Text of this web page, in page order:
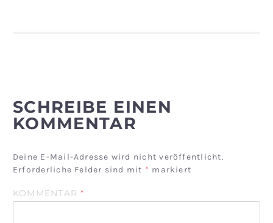
SCHREIBE EINEN
KOMMENTAR
Deine E-Mail-Adresse wird nicht veröffentlicht.
Erforderliche Felder sind mit * markiert
KOMMENTAR*